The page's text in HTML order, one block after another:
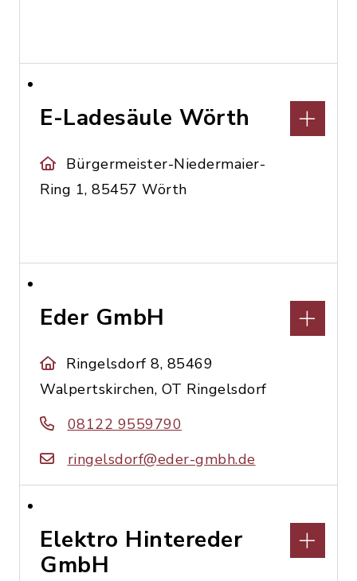
E-Ladesäule Wörth
Bürgermeister-Niedermaier-
Ring 1, 85457 Wörth
Eder GmbH
Ringelsdorf 8, 85469
Walpertskirchen, OT Ringelsdorf
08122 9559790
ringelsdorf@eder-gmbh.de
Elektro Hintereder
GmbH